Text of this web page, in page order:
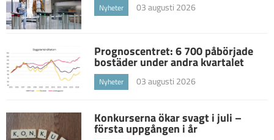
Nyheter 03 augusti 2026
Prognoscentret: 6 700 påbörjade
bostäder under andra kvartalet
Nyheter 03 augusti 2026
Konkurserna ökar svagt i juli –
första uppgången i år